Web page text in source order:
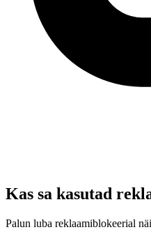
Kas sa kasutad
Palun luba reklaamiblokeerial